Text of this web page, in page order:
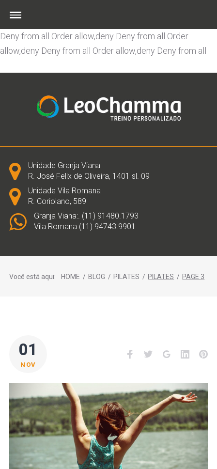
from all
Deny from all Order allow,deny Deny from all Order
allow,deny Deny from all Order allow,deny Deny from all
Unidade Granja Viana
R. José Felix de Oliveira, 1401 sl. 09
Unidade Vila Romana
R. Coriolano, 589
Granja Viana:. (11) 91480.1793
Vila Romana (11) 94743.9901
Você está aqui: HOME / BLOG / PILATES / PILATES / PAGE 3
CATEGORIA:
PILATES
01
NOV
Facebook
TwitterGoogle+